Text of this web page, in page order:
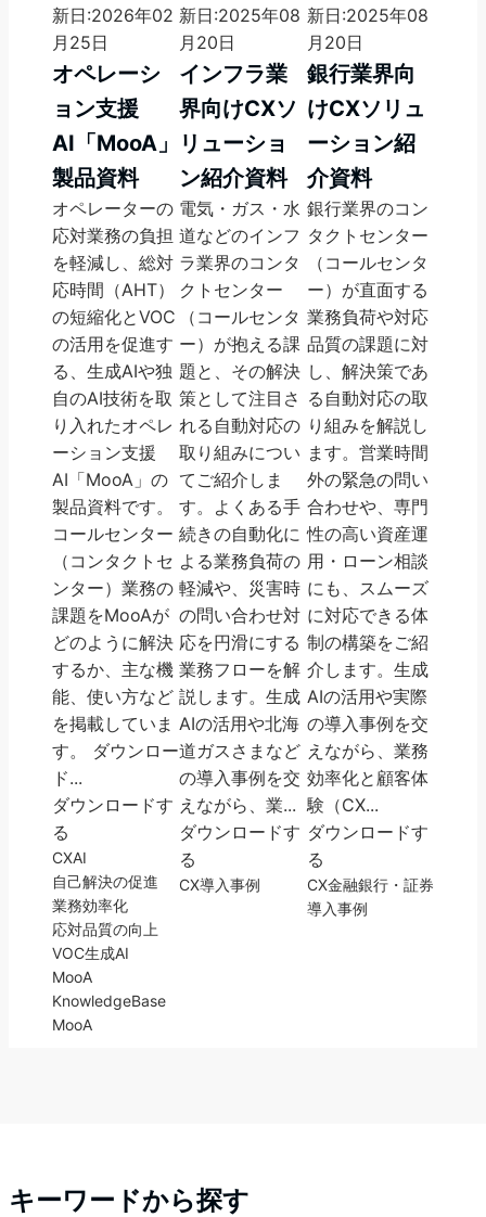
新日:2026年02
月25日
オペレーシ
ョン支援
AI「MooA」
製品資料
オペレーターの
応対業務の負担
を軽減し、総対
応時間（AHT）
の短縮化とVOC
の活用を促進す
る、生成AIや独
自のAI技術を取
り入れたオペレ
ーション支援
AI「MooA」の
製品資料です。
コールセンター
（コンタクトセ
ンター）業務の
課題をMooAが
どのように解決
するか、主な機
能、使い方など
を掲載していま
す。 ダウンロー
ド...
ダウンロードす
る
CXAI
自己解決の促進
業務効率化
応対品質の向上
VOC生成AI
MooA
KnowledgeBase
MooA
新日:2025年08
月20日
インフラ業
界向けCXソ
リューショ
ン紹介資料
電気・ガス・水
道などのインフ
ラ業界のコンタ
クトセンター
（コールセンタ
ー）が抱える課
題と、その解決
策として注目さ
れる自動対応の
取り組みについ
てご紹介しま
す。よくある手
続きの自動化に
よる業務負荷の
軽減や、災害時
の問い合わせ対
応を円滑にする
業務フローを解
説します。生成
AIの活用や北海
道ガスさまなど
の導入事例を交
えながら、業...
ダウンロードす
る
CX導入事例
新日:2025年08
月20日
銀行業界向
けCXソリュ
ーション紹
介資料
銀行業界のコン
タクトセンター
（コールセンタ
ー）が直面する
業務負荷や対応
品質の課題に対
し、解決策であ
る自動対応の取
り組みを解説し
ます。営業時間
外の緊急の問い
合わせや、専門
性の高い資産運
用・ローン相談
にも、スムーズ
に対応できる体
制の構築をご紹
介します。生成
AIの活用や実際
の導入事例を交
えながら、業務
効率化と顧客体
験（CX...
ダウンロードす
る
CX金融銀行・証券
導入事例
キーワードから探す